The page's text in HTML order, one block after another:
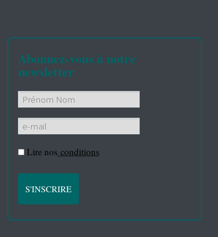
Abonnez-vous à notre
newsletter
Lire nos conditions